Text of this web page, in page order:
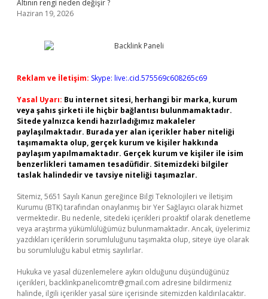
Altının rengi neden değişir ?
Haziran 19, 2026
Reklam ve İletişim: Skype: live:.cid.575569c608265c69
Yasal Uyarı: Bu internet sitesi, herhangi bir marka, kurum
veya şahıs şirketi ile hiçbir bağlantısı bulunmamaktadır.
Sitede yalnızca kendi hazırladığımız makaleler
paylaşılmaktadır. Burada yer alan içerikler haber niteliği
taşımamakta olup, gerçek kurum ve kişiler hakkında
paylaşım yapılmamaktadır. Gerçek kurum ve kişiler ile isim
benzerlikleri tamamen tesadüfidir. Sitemizdeki bilgiler
taslak halindedir ve tavsiye niteliği taşımazlar.
Sitemiz, 5651 Sayılı Kanun gereğince Bilgi Teknolojileri ve İletişim
Kurumu (BTK) tarafından onaylanmış bir Yer Sağlayıcı olarak hizmet
vermektedir. Bu nedenle, sitedeki içerikleri proaktif olarak denetleme
veya araştırma yükümlülüğümüz bulunmamaktadır. Ancak, üyelerimiz
yazdıkları içeriklerin sorumluluğunu taşımakta olup, siteye üye olarak
bu sorumluluğu kabul etmiş sayılırlar.
Hukuka ve yasal düzenlemelere aykırı olduğunu düşündüğünüz
içerikleri, backlinkpanelicomtr@gmail.com adresine bildirmeniz
halinde, ilgili içerikler yasal süre içerisinde sitemizden kaldırılacaktır.